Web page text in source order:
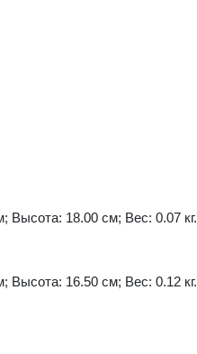
18.00 см; Вес: 0.07 кг.
16.50 см; Вес: 0.12 кг.